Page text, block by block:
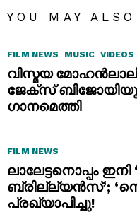
YOU MAY
FILM NEWS MUSIC VIDEOS
വിസ്മയ
ജേക്സ്
ഗാനമെത്തി
FILM NEWS
ലാലേട്ടനൊപ്പം
ബ്രില്ല്യൻസ്’;
പ്രഖ്യാപിച്ചു!